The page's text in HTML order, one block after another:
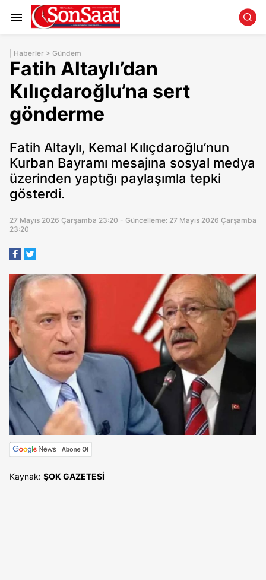
Haberler > Gündem
Fatih Altaylı’dan
Kılıçdaroğlu’na sert
gönderme
Fatih Altaylı, Kemal Kılıçdaroğlu’nun
Kurban Bayramı mesajına sosyal medya
üzerinden yaptığı paylaşımla tepki
gösterdi.
27 Mayıs 2026 Çarşamba 23:20 - Güncelleme: 27 Mayıs 2026 Çarşamba
23:20
Kaynak: ŞOK GAZETESİ